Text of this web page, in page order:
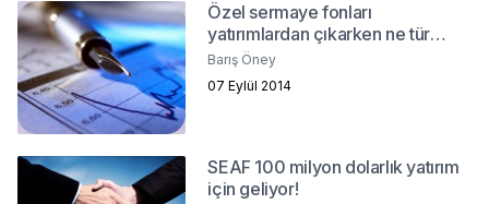
Özel sermaye fonları
yatırımlardan çıkarken ne tür
sorunlarla karşılaşıyor?
Barış Öney
07 Eylül 2014
SEAF 100 milyon dolarlık yatırım
için geliyor!